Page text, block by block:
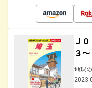
Ｊ
３
地球